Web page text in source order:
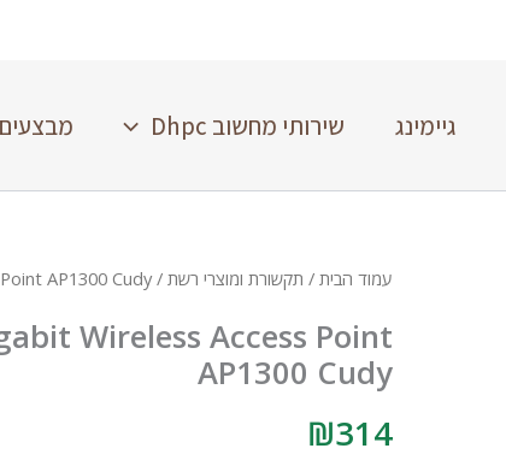
גיימינג שירותי מחשוב Dhpc מבצעים
עמוד הבית / תקשורת ומוצרי רשת / ACCESS POINT AC1200 Gigabit Wireless Access Point AP1300 Cudy
Wireless Access Point
AP1300 Cudy
₪314